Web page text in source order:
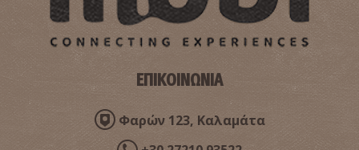
ΕΠΙΚΟΙΝΩΝΙΑ
Φαρών 123, Καλαμάτα